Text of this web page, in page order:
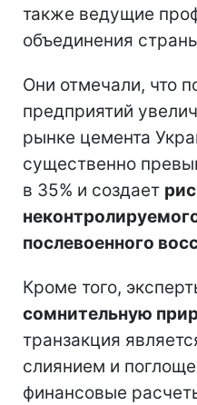
также ведущие
объединения
Они отмечали, что
предприятий
рынке цемента
существенно
в 35% и создает
послевоенного
Кроме того,
сомнительную
транзакция
слиянием и
финансовые